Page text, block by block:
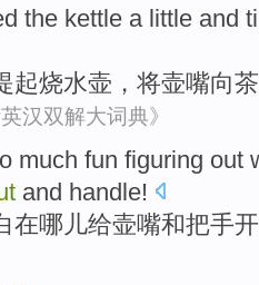
the kettle a little and
起烧水壶， 将壶嘴向
汉双解大词典》
much fun figuring out
and handle!
在哪儿给壶嘴和把手开